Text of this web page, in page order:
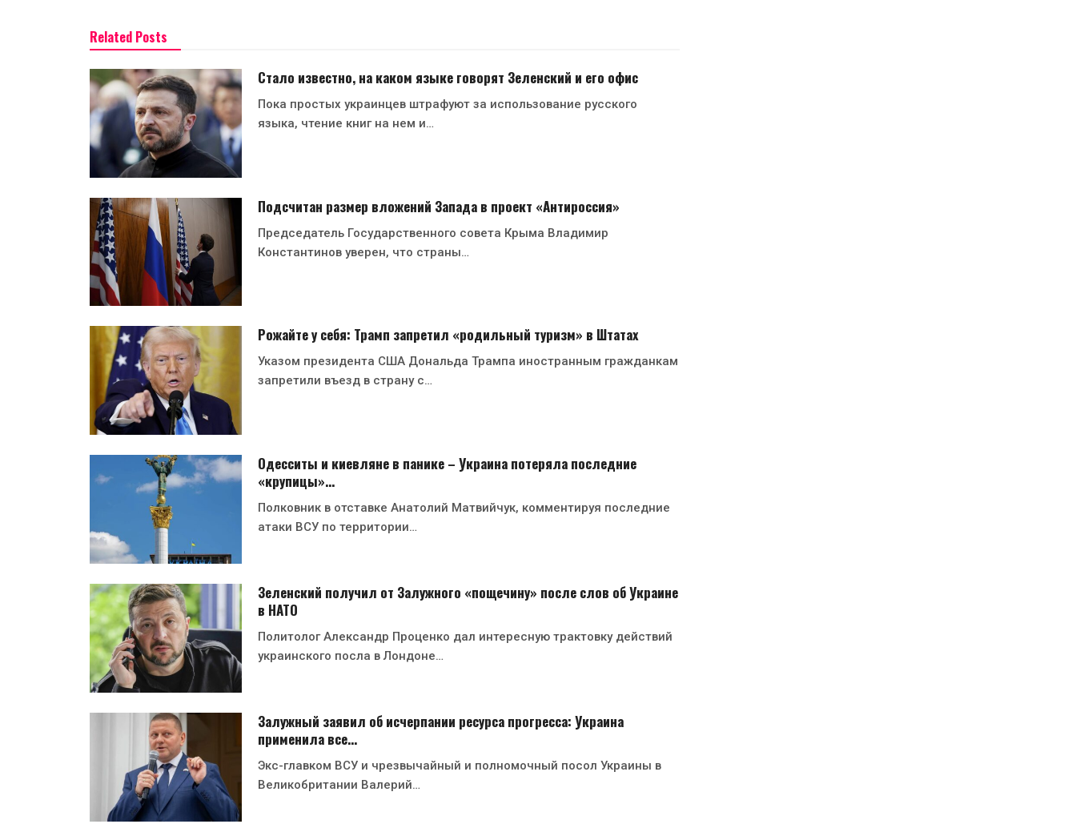
Related Posts
Стало известно, на каком языке говорят Зеленский и его офис
Пока простых украинцев штрафуют за использование русского
языка, чтение книг на нем и…
Подсчитан размер вложений Запада в проект «Антироссия»
Председатель Государственного совета Крыма Владимир
Константинов уверен, что страны…
Рожайте у себя: Трамп запретил «родильный туризм» в Штатах
Указом президента США Дональда Трампа иностранным гражданкам
запретили въезд в страну с…
Одесситы и киевляне в панике – Украина потеряла последние
«крупицы»…
Полковник в отставке Анатолий Матвийчук, комментируя последние
атаки ВСУ по территории…
Зеленский получил от Залужного «пощечину» после слов об Украине
в НАТО
Политолог Александр Проценко дал интересную трактовку действий
украинского посла в Лондоне…
Залужный заявил об исчерпании ресурса прогресса: Украина
применила все…
Экс-главком ВСУ и чрезвычайный и полномочный посол Украины в
Великобритании Валерий…